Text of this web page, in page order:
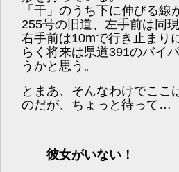
「干」のうち下に伸びる
255号の旧道、左手前は同
右手前は10mで行き止まり
らく将来は県道391のバイ
うかと思う。
とまあ、そんなわけでここ
のだが、ちょっと待って…
彼女がいない！